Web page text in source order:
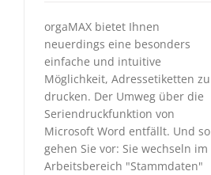
orgaMAX bietet Ihnen
neuerdings eine besonders
einfache und intuitive
Möglichkeit, Adressetiketten zu
drucken. Der Umweg über die
Seriendruckfunktion von
Microsoft Word entfällt. Und so
gehen Sie vor: Sie wechseln im
Arbeitsbereich "Stammdaten"